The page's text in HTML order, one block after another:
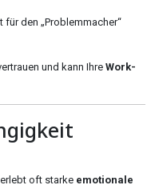
für den „Problemmacher“
und kann Ihre Work-
oft starke emotionale